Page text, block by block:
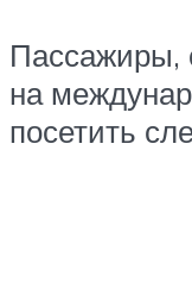
Пассажиры,
на
посетить